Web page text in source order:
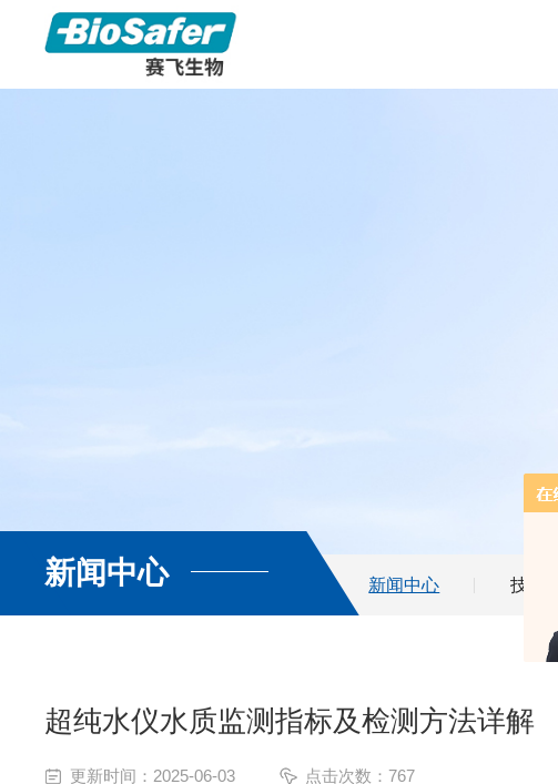
新闻中心 新闻中心 技术
超纯水仪水质监测指标及检测方法详解
更新时间：2025-06-03 点击次数：767